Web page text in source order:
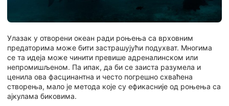
Улазак у отворени океан ради роњења са врховним
предаторима може бити застрашујући подухват. Многима
се та идеја може чинити превише адреналинском или
непромишљеном. Па ипак, да би се заиста разумела и
ценила ова фасцинантна и често погрешно схваћена
створења, мало је метода које су ефикасније од роњења са
ајкулама биковима.